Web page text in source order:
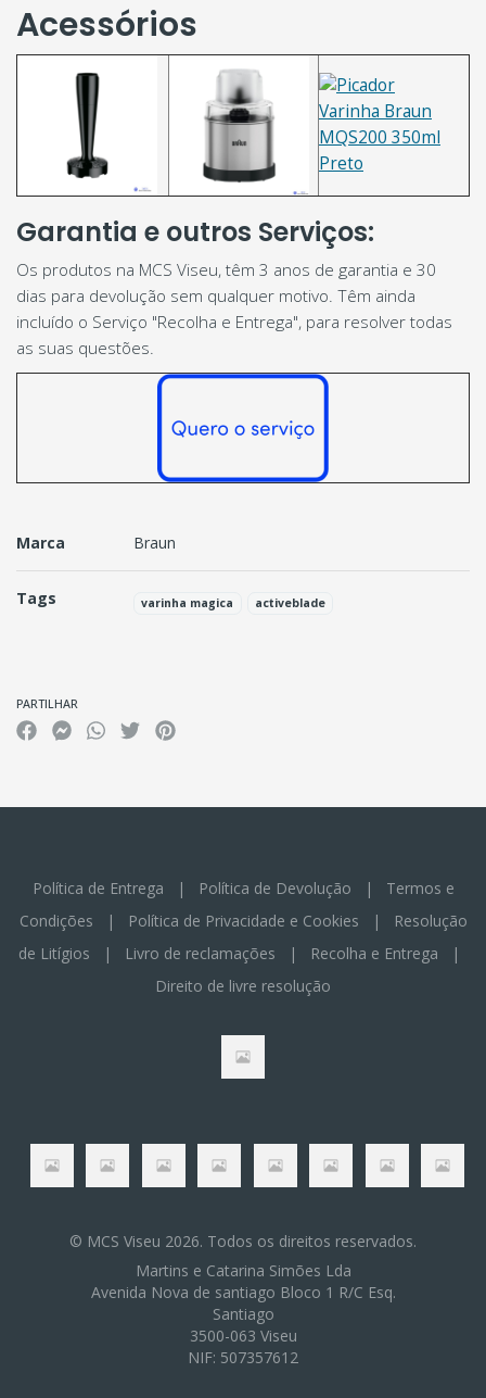
Acessórios
Garantia e outros Serviços:
Os produtos na MCS Viseu, têm 3 anos de garantia e 30
dias para devolução sem qualquer motivo. Têm ainda
incluído o Serviço "Recolha e Entrega", para resolver todas
as suas questões.
Marca Braun
Tags varinha magica activeblade
PARTILHAR
Política de Entrega | Política de Devolução | Termos e
Condições | Política de Privacidade e Cookies |
Resolução
de Litígios | Livro de reclamações | Recolha e Entrega |
Direito de livre resolução
© MCS Viseu 2026. Todos os direitos reservados.
Martins e Catarina Simões Lda
Avenida Nova de santiago Bloco 1 R/C Esq.
Santiago
3500-063 Viseu
NIF: 507357612